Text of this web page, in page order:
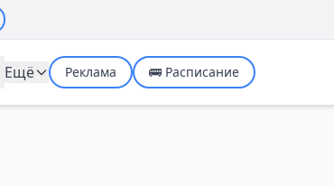
Ещё Реклама 🚌 Расписание